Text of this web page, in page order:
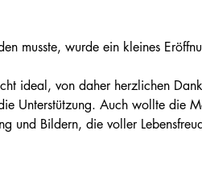
musste, wurde ein kleines
ideal, von daher herzlichen
Unterstützung. Auch wollte die
und Bildern, die voller